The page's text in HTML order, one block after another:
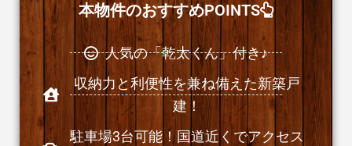
本物件のおすすめPOINTS
人気の「乾太くん」付き♪
収納力と利便性を兼ね備えた新築戸
建！
駐車場3台可能！国道近くでアクセス